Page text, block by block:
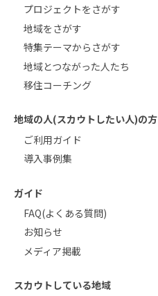
プロジェクトをさがす
地域をさがす
特集テーマからさがす
地域とつながった人たち
移住コーチング
地域の人(スカウトしたい人)の方
ご利用ガイド
導入事例集
ガイド
FAQ(よくある質問)
お知らせ
メディア掲載
スカウトしている地域